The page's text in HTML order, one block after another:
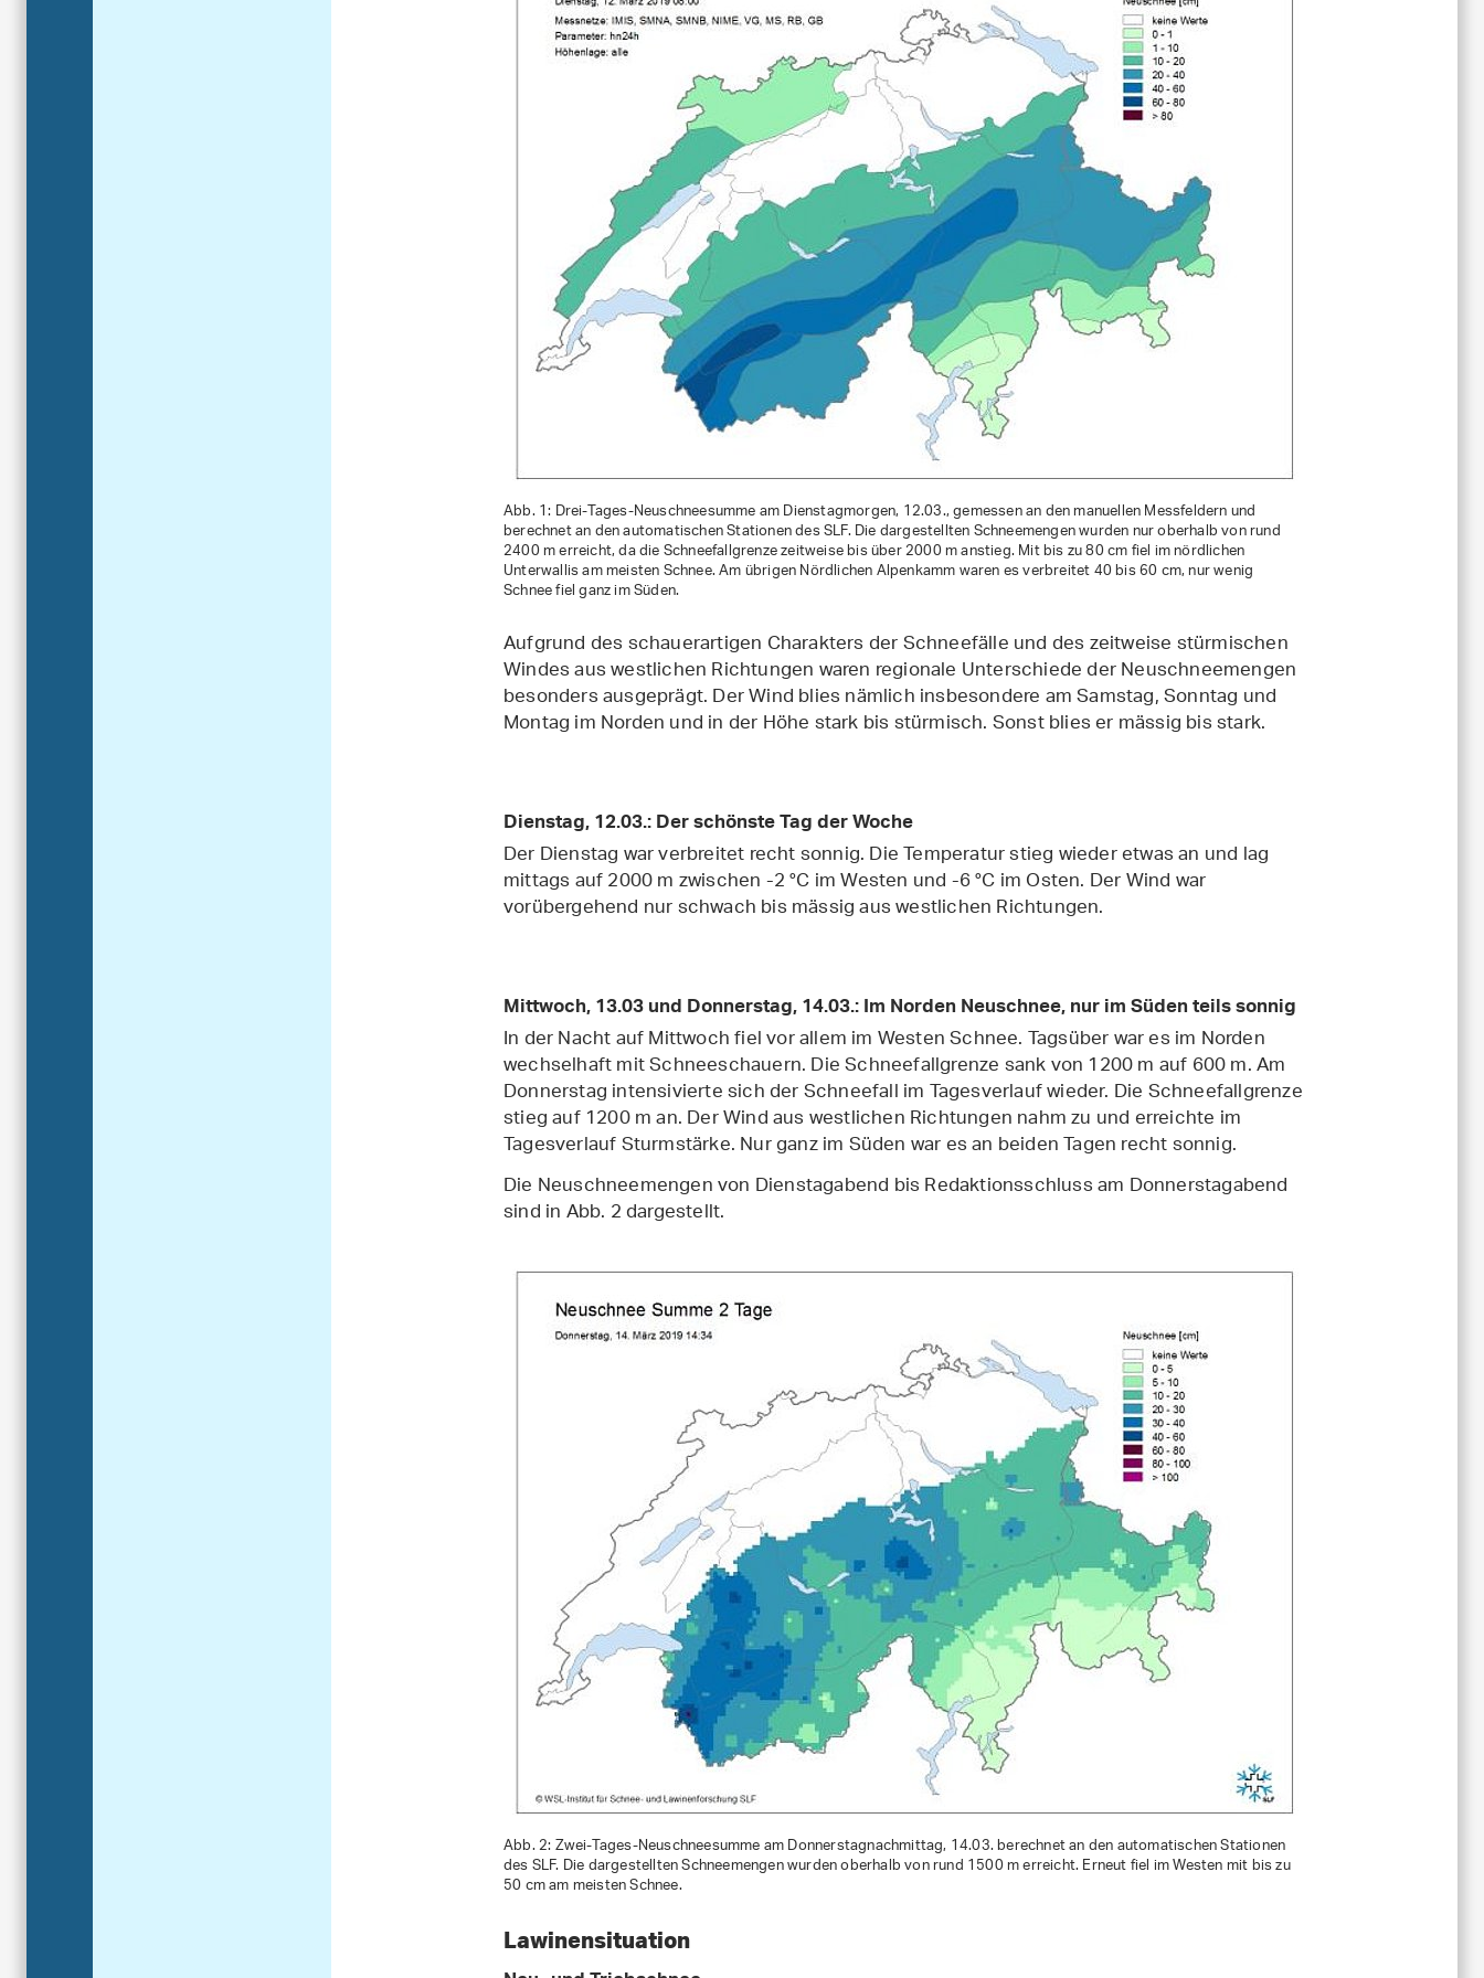
Abb. 1: Drei-Tages-Neuschneesumme am Dienstagmorgen, 12.03., gemessen an den manuellen Messfeldern und
berechnet an den automatischen Stationen des SLF. Die dargestellten Schneemengen wurden nur oberhalb von rund
2400 m erreicht, da die Schneefallgrenze zeitweise bis über 2000 m anstieg. Mit bis zu 80 cm fiel im nördlichen
Unterwallis am meisten Schnee. Am übrigen Nördlichen Alpenkamm waren es verbreitet 40 bis 60 cm, nur wenig
Schnee fiel ganz im Süden.
Aufgrund des schauerartigen Charakters der Schneefälle und des zeitweise stürmischen
Windes aus westlichen Richtungen waren regionale Unterschiede der Neuschneemengen
besonders ausgeprägt. Der Wind blies nämlich insbesondere am Samstag, Sonntag und
Montag im Norden und in der Höhe stark bis stürmisch. Sonst blies er mässig bis stark.
Dienstag, 12.03.: Der schönste Tag der Woche
Der Dienstag war verbreitet recht sonnig. Die Temperatur stieg wieder etwas an und lag
mittags auf 2000 m zwischen -2 °C im Westen und -6 °C im Osten. Der Wind war
vorübergehend nur schwach bis mässig aus westlichen Richtungen.
Mittwoch, 13.03 und Donnerstag, 14.03.: Im Norden Neuschnee, nur im Süden teils sonnig
In der Nacht auf Mittwoch fiel vor allem im Westen Schnee. Tagsüber war es im Norden
wechselhaft mit Schneeschauern. Die Schneefallgrenze sank von 1200 m auf 600 m. Am
Donnerstag intensivierte sich der Schneefall im Tagesverlauf wieder. Die Schneefallgrenze
stieg auf 1200 m an. Der Wind aus westlichen Richtungen nahm zu und erreichte im
Tagesverlauf Sturmstärke. Nur ganz im Süden war es an beiden Tagen recht sonnig.
Die Neuschneemengen von Dienstagabend bis Redaktionsschluss am Donnerstagabend
sind in Abb. 2 dargestellt.
Abb. 2: Zwei-Tages-Neuschneesumme am Donnerstagnachmittag, 14.03. berechnet an den automatischen Stationen
des SLF. Die dargestellten Schneemengen wurden oberhalb von rund 1500 m erreicht. Erneut fiel im Westen mit bis zu
50 cm am meisten Schnee.
Lawinensituation